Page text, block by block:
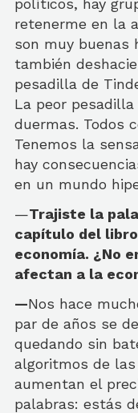
políticos, hay
retenerme en la
son muy buenas
también
pesadilla de
La peor
duermas. Todos
Tenemos la
hay
en un mundo
—Trajiste la
capítulo del
economía. ¿No
afectan a la
—Nos hace
par de años se
quedando sin
algoritmos de
aumentan el
palabras: estás